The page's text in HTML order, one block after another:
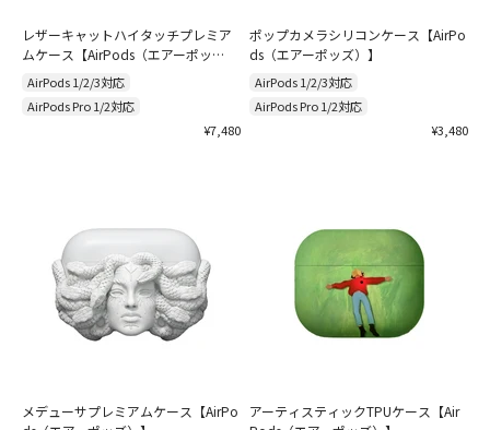
レザーキャットハイタッチプレミア
ムケース【AirPods（エアーポッ
AirPods 1/2/3対応
AirPods Pro 1/2対応
セール価格
¥7,480
ポップカメラシリコンケース【AirPo
ds（エアーポッズ）】
AirPods 1/2/3対応
AirPods Pro 1/2対応
セール価格
¥3,480
メデューサプレミアムケース【AirPo
アーティスティックTPUケース【Air